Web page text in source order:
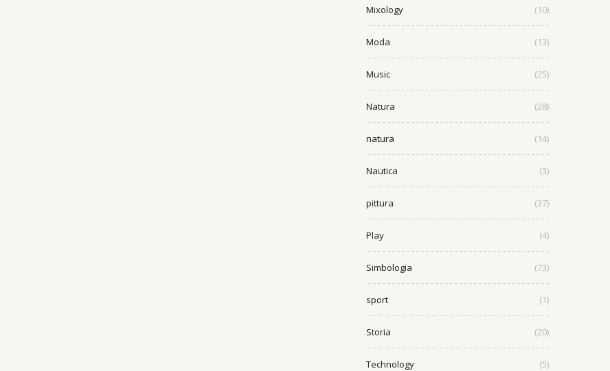
Mixology (10)
Moda (13)
Music (25)
Natura (28)
natura (14)
Nautica (3)
pittura (37)
Play (4)
Simbologia (73)
sport (1)
Storia (20)
Technology (5)